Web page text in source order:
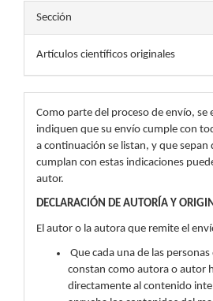
Sección
Artículos científicos originales
Como parte del proceso de envío, se
indiquen que su envío cumple con
a continuación se listan, y que sepan
cumplan con estas indicaciones
autor.
DECLARACIÓN DE AUTORÍA Y
El autor o la autora que remite el
Que cada una de las
constan como autora o autor
directamente al contenido